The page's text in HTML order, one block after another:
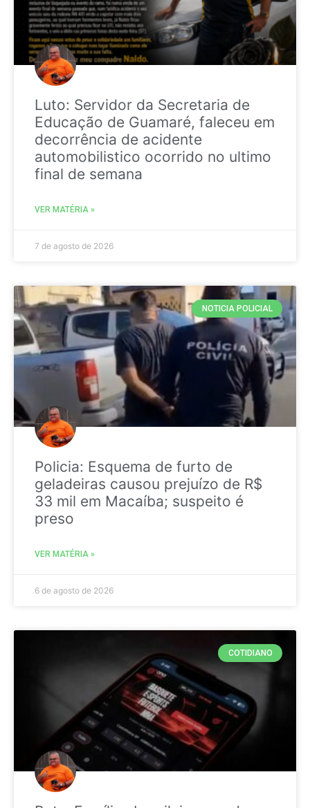
Luto: Servidor da Secretaria de
Educação de Guamaré, faleceu em
decorrência de acidente
automobilistico ocorrido no ultimo
final de semana
VER MATÉRIA »
7 de agosto de 2026
NOTICIA POLICIAL
Policia: Esquema de furto de
geladeiras causou prejuízo de R$
33 mil em Macaíba; suspeito é
preso
VER MATÉRIA »
6 de agosto de 2026
COTIDIANO